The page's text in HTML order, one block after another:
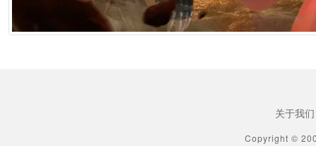
[生肖解说] AI短剧最赚钱的不是做剧的，是卖算力、卖模型、卖工具的
关于我们
Copyright ©